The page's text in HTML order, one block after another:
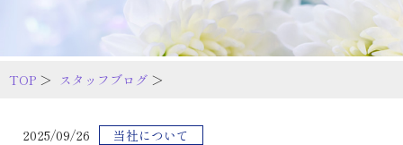
TOP ＞ スタッフブログ ＞
2025/09/26 当社について